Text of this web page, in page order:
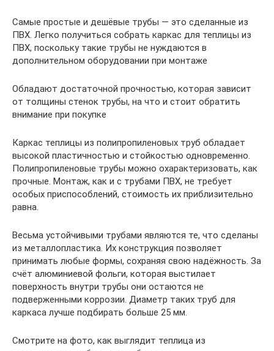
Самые простые и дешёвые трубы — это сделанные из
ПВХ. Легко получиться собрать каркас для теплицы из
ПВХ, поскольку такие трубы не нуждаются в
дополнительном оборудовании при монтаже
Обладают достаточной прочностью, которая зависит
от толщины стенок трубы, на что и стоит обратить
внимание при покупке
Каркас теплицы из полипропиленовых труб обладает
высокой пластичностью и стойкостью одновременно.
Полипропиленовые трубы можно охарактеризовать, как
прочные. Монтаж, как и с трубами ПВХ, не требует
особых приспособлений, стоимость их приблизительно
равна.
Весьма устойчивыми трубами являются те, что сделаны
из металлопластика. Их конструкция позволяет
принимать любые формы, сохраняя свою надёжность. За
счёт алюминиевой фольги, которая выстилает
поверхность внутри трубы они остаются не
подверженными коррозии. Диаметр таких труб для
каркаса лучше подбирать больше 25 мм.
Смотрите на фото, как выглядит теплица из